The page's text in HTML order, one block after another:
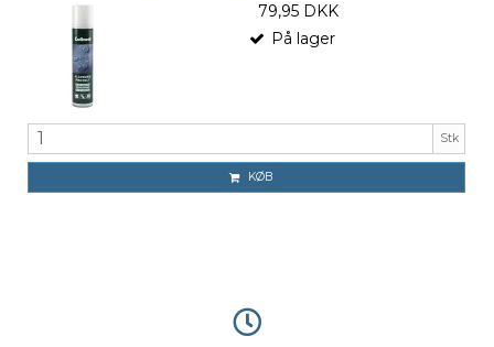
79,95 DKK
På lager
Stk
KØB